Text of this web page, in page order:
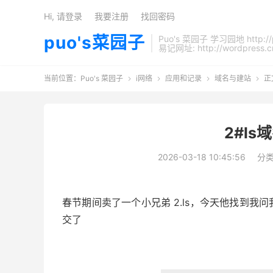
puo's菜园子
Puo's 菜园子 学习园地
易记网址: http://
Hi, 请登录 我要注册 找回密码
当前位置： Puo's 菜园子  i网络  应用和记录  域名与建站  正
2#ls
2026-03-18 10:45:56 分
春节期间卖了一个小兄弟 2.ls，今天他找到我
交了